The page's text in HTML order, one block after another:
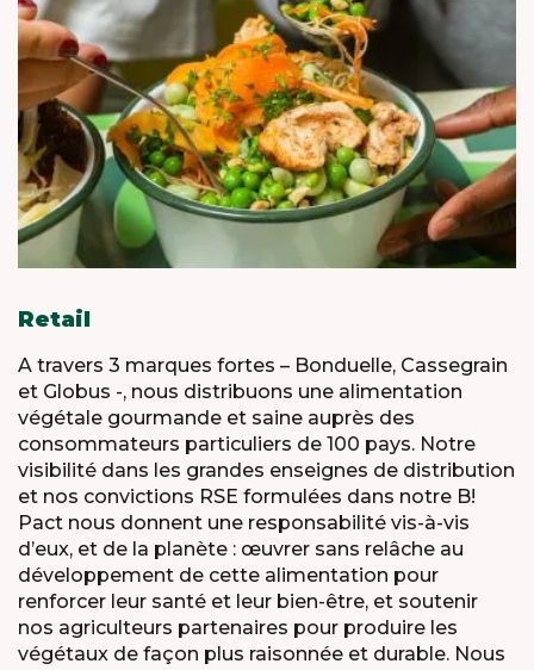
Retail
A travers 3 marques fortes – Bonduelle, Cassegrain
et Globus -, nous distribuons une alimentation
végétale gourmande et saine auprès des
consommateurs particuliers de 100 pays. Notre
visibilité dans les grandes enseignes de distribution
et nos convictions RSE formulées dans notre B!
Pact nous donnent une responsabilité vis-à-vis
d’eux, et de la planète : œuvrer sans relâche au
développement de cette alimentation pour
renforcer leur santé et leur bien-être, et soutenir
nos agriculteurs partenaires pour produire les
végétaux de façon plus raisonnée et durable. Nous
MEET OUR PLANET-
FRIENDLY FOOD
PACKAGING